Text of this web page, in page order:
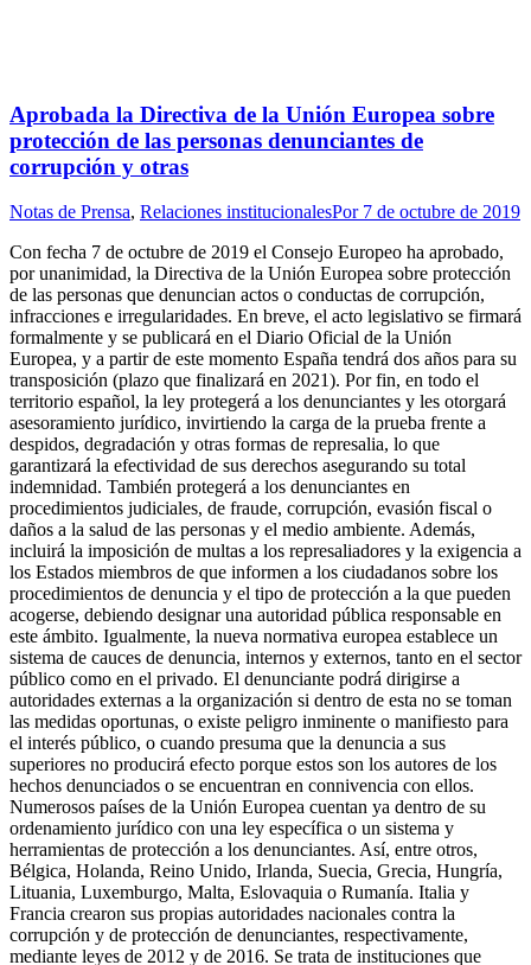
Aprobada la Directiva de la Unión Europea sobre
protección de las personas denunciantes de
corrupción y otras
Notas de Prensa, Relaciones institucionalesPor 7 de octubre de 2019
Con fecha 7 de octubre de 2019 el Consejo Europeo ha aprobado,
por unanimidad, la Directiva de la Unión Europea sobre protección
de las personas que denuncian actos o conductas de corrupción,
infracciones e irregularidades. En breve, el acto legislativo se firmará
formalmente y se publicará en el Diario Oficial de la Unión
Europea, y a partir de este momento España tendrá dos años para su
transposición (plazo que finalizará en 2021). Por fin, en todo el
territorio español, la ley protegerá a los denunciantes y les otorgará
asesoramiento jurídico, invirtiendo la carga de la prueba frente a
despidos, degradación y otras formas de represalia, lo que
garantizará la efectividad de sus derechos asegurando su total
indemnidad. También protegerá a los denunciantes en
procedimientos judiciales, de fraude, corrupción, evasión fiscal o
daños a la salud de las personas y el medio ambiente. Además,
incluirá la imposición de multas a los represaliadores y la exigencia a
los Estados miembros de que informen a los ciudadanos sobre los
procedimientos de denuncia y el tipo de protección a la que pueden
acogerse, debiendo designar una autoridad pública responsable en
este ámbito. Igualmente, la nueva normativa europea establece un
sistema de cauces de denuncia, internos y externos, tanto en el sector
público como en el privado. El denunciante podrá dirigirse a
autoridades externas a la organización si dentro de esta no se toman
las medidas oportunas, o existe peligro inminente o manifiesto para
el interés público, o cuando presuma que la denuncia a sus
superiores no producirá efecto porque estos son los autores de los
hechos denunciados o se encuentran en connivencia con ellos.
Numerosos países de la Unión Europea cuentan ya dentro de su
ordenamiento jurídico con una ley específica o un sistema y
herramientas de protección a los denunciantes. Así, entre otros,
Bélgica, Holanda, Reino Unido, Irlanda, Suecia, Grecia, Hungría,
Lituania, Luxemburgo, Malta, Eslovaquia o Rumanía. Italia y
Francia crearon sus propias autoridades nacionales contra la
corrupción y de protección de denunciantes, respectivamente,
mediante leyes de 2012 y de 2016. Se trata de instituciones que